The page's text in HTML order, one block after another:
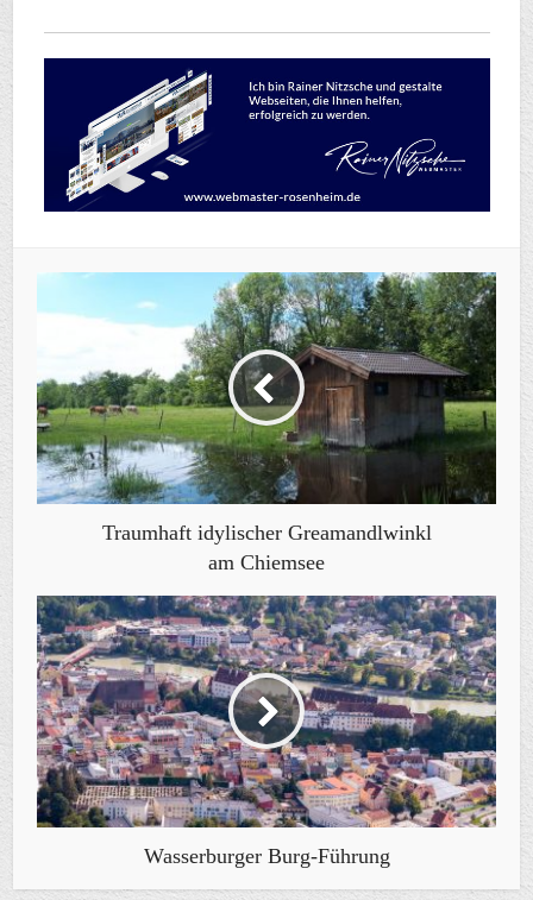
Traumhaft idylischer Greamandlwinkl
am Chiemsee
Wasserburger Burg-Führung